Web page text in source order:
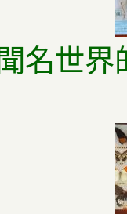
名世